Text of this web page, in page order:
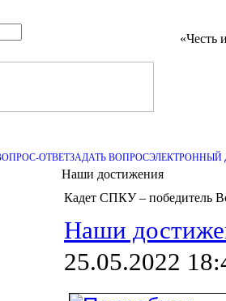
«Честь
ОТВЕТЗАДАТЬ ВОПРОСЭЛЕКТРОННЫЙ
Наши достижения
Кадет СПКУ – победитель
Наши
25.05.2022